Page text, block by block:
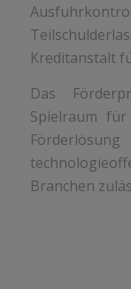
Kreditanstalt
Das
Spielraum
Branchen